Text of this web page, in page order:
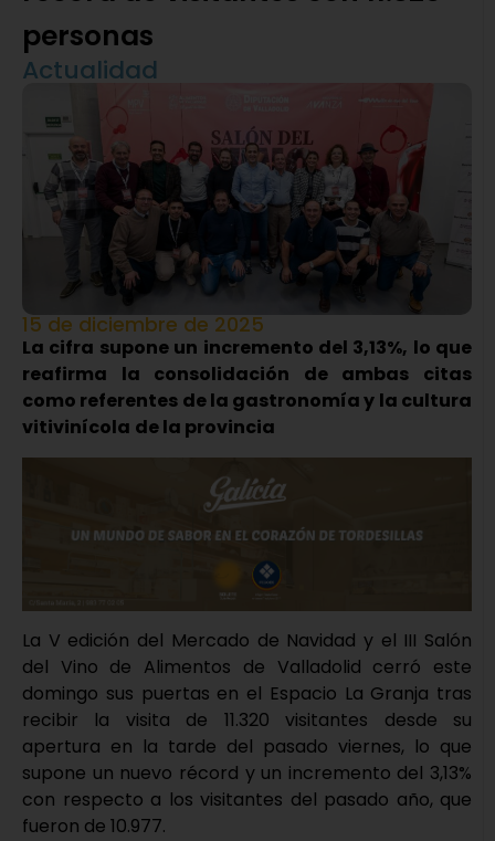
personas
Actualidad
15 de diciembre de 2025
La cifra supone un incremento del 3,13%, lo que
reafirma la consolidación de ambas citas
como referentes de la gastronomía y la cultura
vitivinícola de la provincia
La V edición del Mercado de Navidad y el III Salón
del Vino de Alimentos de Valladolid cerró este
domingo sus puertas en el Espacio La Granja tras
recibir la visita de 11.320 visitantes desde su
apertura en la tarde del pasado viernes, lo que
supone un nuevo récord y un incremento del 3,13%
con respecto a los visitantes del pasado año, que
fueron de 10.977.